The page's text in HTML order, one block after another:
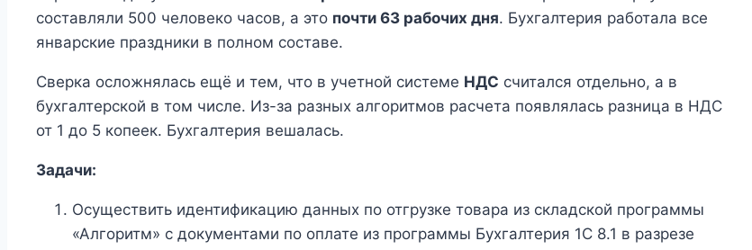
составляли 500 человеко часов, а это почти 63 рабочих дня. Бухгалтерия работала все
январские праздники в полном составе.
Сверка осложнялась ещё и тем, что в учетной системе НДС считался отдельно, а в
бухгалтерской в том числе. Из-за разных алгоритмов расчета появлялась разница в НДС
от 1 до 5 копеек. Бухгалтерия вешалась.
Задачи:
Осуществить идентификацию данных по отгрузке товара из складской программы
«Алгоритм» с документами по оплате из программы Бухгалтерия 1С 8.1 в разрезе